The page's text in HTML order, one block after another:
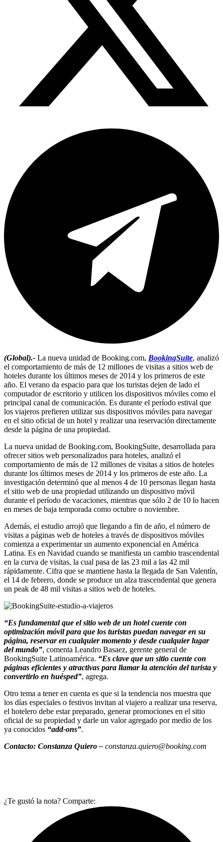
(Global).- La nueva unidad de Booking.com, BookingSuite, analizó
el comportamiento de más de 12 millones de visitas a sitios web de
hoteles durante los últimos meses de 2014 y los primeros de este
año. El verano da espacio para que los turistas dejen de lado el
computador de escritorio y utilicen los dispositivos móviles como el
principal canal de comunicación. Es durante el período estival que
los viajeros prefieren utilizar sus dispositivos móviles para navegar
en el sitio oficial de un hotel y realizar una reservación directamente
desde la página de una propiedad.
La nueva unidad de Booking.com, BookingSuite, desarrollada para
ofrecer sitios web personalizados para hoteles, analizó el
comportamiento de más de 12 millones de visitas a sitios de hoteles
durante los últimos meses de 2014 y los primeros de este año. La
investigación determinó que al menos 4 de 10 personas llegan hasta
el sitio web de una propiedad utilizando un dispositivo móvil
durante el período de vacaciones, mientras que sólo 2 de 10 lo hacen
en meses de baja temporada como octubre o noviembre.
Además, el estudio arrojó que llegando a fin de año, el número de
visitas a páginas web de hoteles a través de dispositivos móviles
comienza a experimentar un aumento exponencial en América
Latina. Es en Navidad cuando se manifiesta un cambio trascendental
en la curva de visitas, la cual pasa de las 23 mil a las 42 mil
rápidamente. Cifra que se mantiene hasta la llegada de San Valentín,
el 14 de febrero, donde se produce un alza trascendental que genera
un peak de 48 mil visitas a sitios web de hoteles.
“Es fundamental que el sitio web de un hotel cuente con
optimización móvil para que los turistas puedan navegar en su
página, reservar en cualquier momento y desde cualquier lugar
del mundo”, comenta Leandro Basaez, gerente general de
BookingSuite Latinoamérica. “Es clave que un sitio cuente con
páginas eficientes y atractivas para llamar la atención del turista y
convertirlo en huésped”, agrega.
Otro tema a tener en cuenta es que si la tendencia nos muestra que
los días especiales o festivos invitan al viajero a realizar una reserva,
el hotelero debe estar preparado, generar promociones en el sitio
oficial de su propiedad y darle un valor agregado por medio de los
ya conocidos “add-ons”.
Contacto: Constanza Quiero– constanza.quiero@booking.com
¿Te gustó la nota? Comparte: